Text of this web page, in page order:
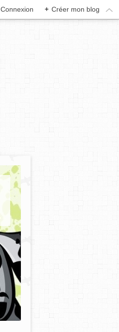
Connexion + Créer mon blog